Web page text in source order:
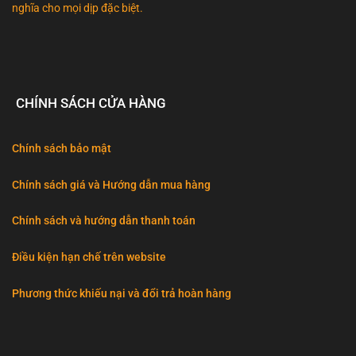
nghĩa cho mọi dịp đặc biệt.
CHÍNH SÁCH CỬA HÀNG
Chính sách bảo mật
Chính sách giá và Hướng dẫn mua hàng
Chính sách và hướng dẫn thanh toán
Điều kiện hạn chế trên website
Phương thức khiếu nại và đổi trả hoàn hàng